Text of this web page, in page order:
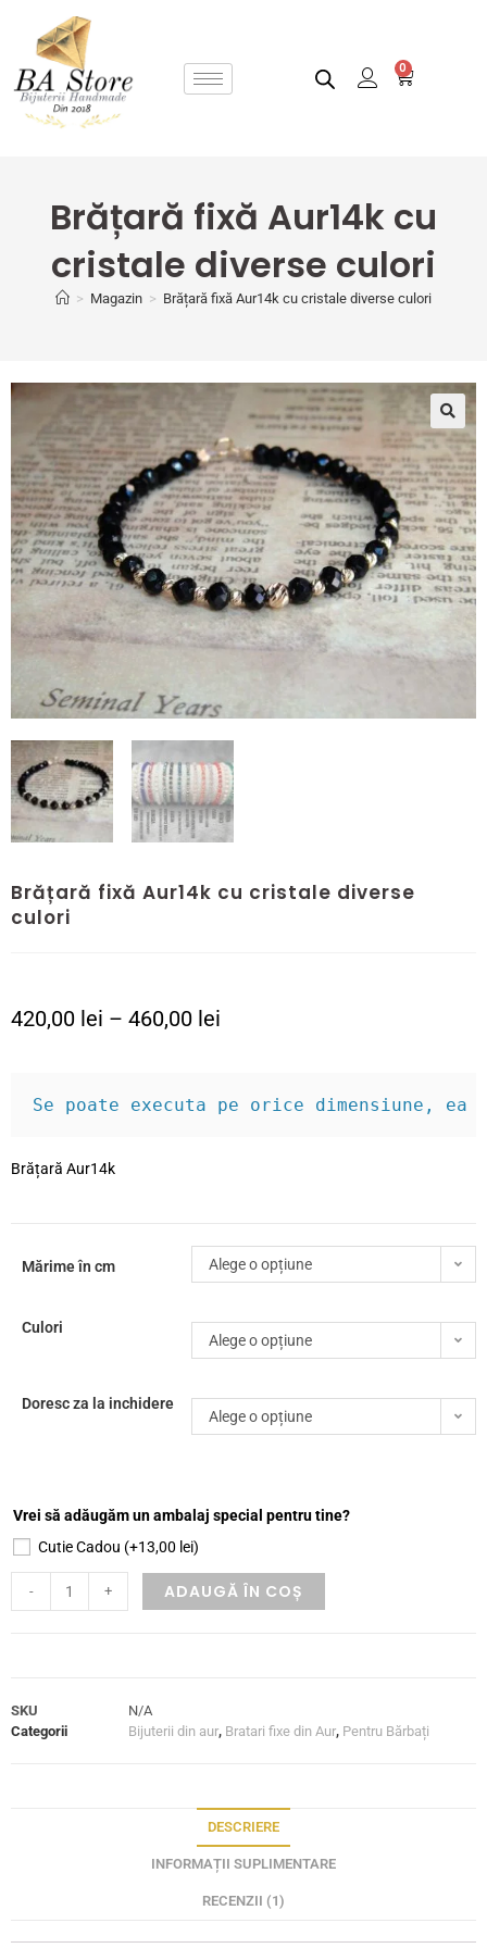
0
Brățară fixă Aur14k cu
cristale diverse culori
> Magazin > Brățară fixă Aur14k cu cristale diverse culori
🔍
Brățară fixă Aur14k cu cristale diverse
culori
420,00 lei – 460,00 lei
Se poate executa pe orice dimensiune,
Brățară Aur14k
Mărime în cm Alege o opțiune
Culori
Alege o opțiune
Doresc za la inchidere
Alege o opțiune
Vrei să adăugăm un ambalaj special pentru tine?
Cutie Cadou (+13,00 lei)
- + ADAUGĂ ÎN COȘ
SKU
N/A
Categorii
Bijuterii din aur, Bratari fixe din Aur, Pentru Bărbați
DESCRIERE
INFORMAȚII SUPLIMENTARE
RECENZII (1)